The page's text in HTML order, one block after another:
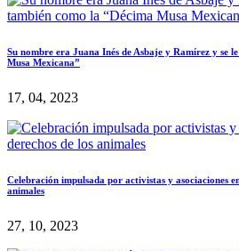
Su nombre era Juana Inés de Asbaje y Ramírez y se
Musa Mexicana”
17, 04, 2023
Celebración impulsada por activistas y asociaciones
animales
27, 10, 2023